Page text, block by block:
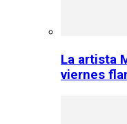
La artista
viernes